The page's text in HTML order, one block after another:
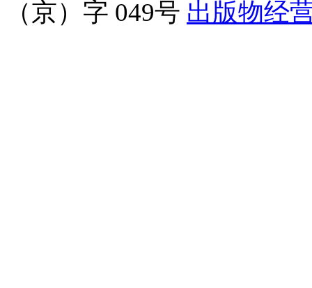
（京）字 049号 出版物经